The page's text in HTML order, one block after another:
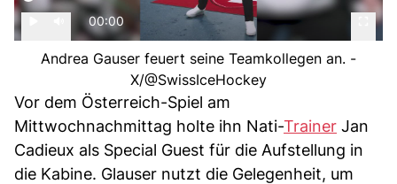
00:00
Andrea Gauser feuert seine Teamkollegen an. -
X/@SwissIceHockey
Vor dem Österreich-Spiel am
Mittwochnachmittag holte ihn Nati-Trainer Jan
Cadieux als Special Guest für die Aufstellung in
die Kabine. Glauser nutzt die Gelegenheit, um